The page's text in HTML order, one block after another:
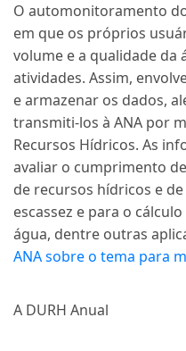
O automonitoramento
em que os próprios
volume e a qualidade da
atividades. Assim,
e armazenar os dados,
transmiti-los à ANA por
Recursos Hídricos. As
avaliar o cumprimento
de recursos hídricos e
escassez e para o
água, dentre outras
ANA sobre o tema para
A DURH Anual